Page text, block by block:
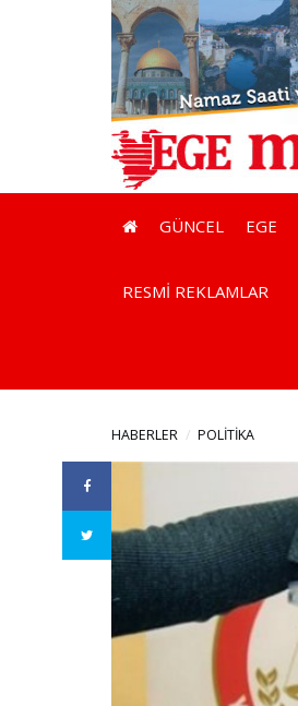
GÜNCEL EGE
RESMİ REKLAMLAR
HABERLER POLİTİKA